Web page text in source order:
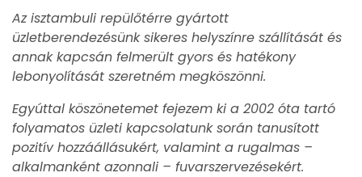
Az isztambuli repülőtérre gyártott
üzletberendezésünk sikeres helyszínre szállítását és
annak kapcsán felmerült gyors és hatékony
lebonyolítását szeretném megköszönni.
Egyúttal köszönetemet fejezem ki a 2002 óta tartó
folyamatos üzleti kapcsolatunk során tanusított
pozitív hozzáállásukért, valamint a rugalmas –
alkalmanként azonnali – fuvarszervezésekért.